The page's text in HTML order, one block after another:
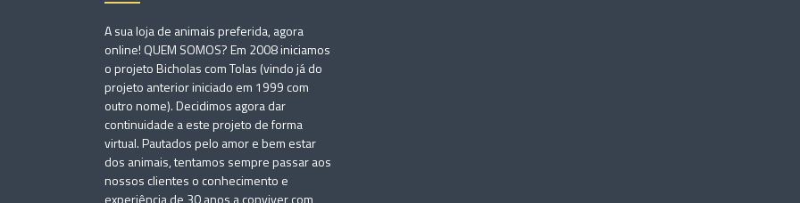
A sua loja de animais preferida, agora
online! QUEM SOMOS? Em 2008 iniciamos
o projeto Bicholas com Tolas (vindo já do
projeto anterior iniciado em 1999 com
outro nome). Decidimos agora dar
continuidade a este projeto de forma
virtual. Pautados pelo amor e bem estar
dos animais, tentamos sempre passar aos
nossos clientes o conhecimento e
experiência de 30 anos a conviver com